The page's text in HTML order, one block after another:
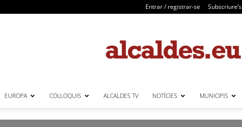
Entrar / registrar-se Subscriure’s
EUROPA COL·LOQUIS ALCALDES TV NOTÍCIES MUNICIPIS